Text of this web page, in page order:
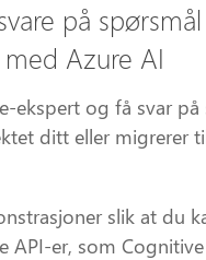
på
Azure AI
ekspert og få svar
ditt eller migrerer
slik at du
API-er, som